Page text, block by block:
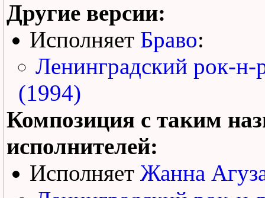
Другие версии:
Исполняет Браво:
Ленинградский рок-н-
(1994)
Композиция с таким
исполнителей:
Исполняет Жанна